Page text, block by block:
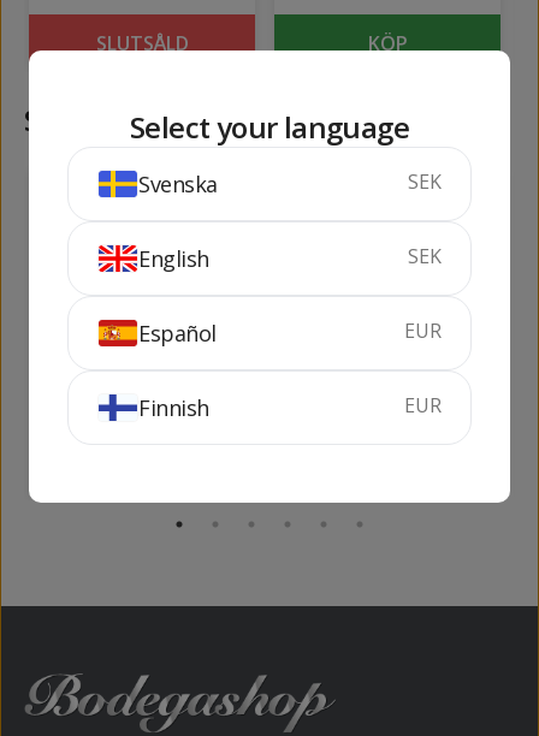
SLUTSÅLD KÖP
Samma kategori
164kr
Dos Mexicanos
38%
kr
Kah Blanco
Select your language
Svenska SEK
English SEK
Español EUR
Finnish EUR